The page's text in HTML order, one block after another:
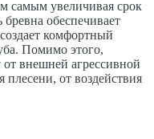
самым увеличивая срок
обеспечивает
комфортный
Помимо этого,
внешней агрессивной
плесени, от воздействия